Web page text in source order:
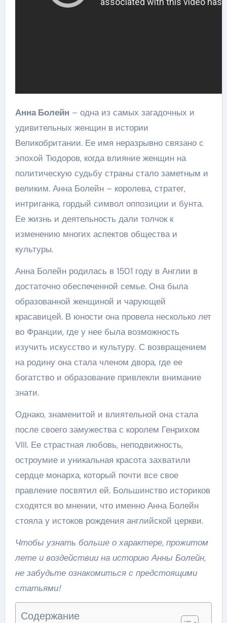
Анна Болейн – одна из самых загадочных и
удивительных женщин в истории
Великобритании. Ее имя неразрывно связано с
эпохой Тюдоров, когда влияние женщин на
политическую судьбу страны стало заметным и
великим. Анна Болейн – королева, стратег,
интриганка, гордый символ оппозиции и бунта.
Ее жизнь и деятельность дали толчок к
изменению многих аспектов общества и
культуры.
Анна Болейн родилась в 1501 году в Англии в
достаточно обеспеченной семье. Она была
образованной женщиной и чарующей
красавицей. В юности она провела несколько лет
во Франции, где у нее была возможность
изучить искусство и культуру. С возвращением
на родину она стала членом двора, где ее
богатство и образование привлекли внимание
знати.
Однако, знаменитой и влиятельной она стала
после своего замужества с королем Генрихом
VIII. Ее страстная любовь, неподвижность,
остроумие и уникальная красота захватили
сердце монарха, который почти все свое
правление посвятил ей. Большинство историков
сходятся во мнении, что именно Анна Болейн
стояла у истоков рождения английской церкви.
Чтобы узнать больше о характере, прожитом
лете и воздействии на историю Анны Болейн,
не забудьте ознакомиться с предстоящими
статьями!
Содержание